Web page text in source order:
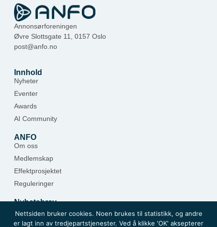
Annonsørforeningen
Øvre Slottsgate 11, 0157 Oslo
post@anfo.no
Innhold
Nyheter
Eventer
Awards
AI Community
ANFO
Om oss
Medlemskap
Effektprosjektet
Reguleringer
Nyhetsbrev
Hold deg oppdatert — meld deg på.
Nettsiden bruker cookies. Noen brukes til statistikk, og andre
er lagt inn av tredjepartstjenester. Ved å klikke 'OK' aksepterer